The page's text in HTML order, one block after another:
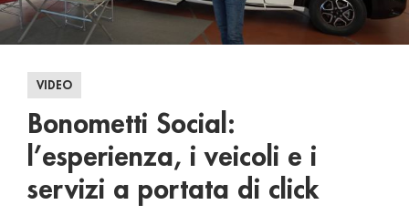
VIDEO
Bonometti Social:
l’esperienza, i veicoli e i
servizi a portata di click